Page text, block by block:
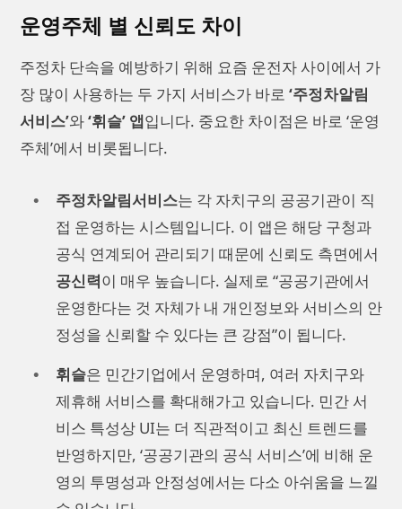
운영주체 별 신뢰도 차이
주정차 단속을 예방하기 위해 요즘 운전자 사이에서 가
장 많이 사용하는 두 가지 서비스가 바로 ‘주정차알림
서비스’와‘휘슬’ 앱입니다. 중요한 차이점은 바로 ‘운영
주체’에서 비롯됩니다.
주정차알림서비스는 각 자치구의 공공기관이 직
접 운영하는 시스템입니다. 이 앱은 해당 구청과
공식 연계되어 관리되기 때문에 신뢰도 측면에서
공신력이 매우 높습니다. 실제로 “공공기관에서
운영한다는 것 자체가 내 개인정보와 서비스의 안
정성을 신뢰할 수 있다는 큰 강점”이 됩니다.
휘슬은 민간기업에서 운영하며, 여러 자치구와
제휴해 서비스를 확대해가고 있습니다. 민간 서
비스 특성상 UI는 더 직관적이고 최신 트렌드를
반영하지만, ‘공공기관의 공식 서비스’에 비해 운
영의 투명성과 안정성에서는 다소 아쉬움을 느낄